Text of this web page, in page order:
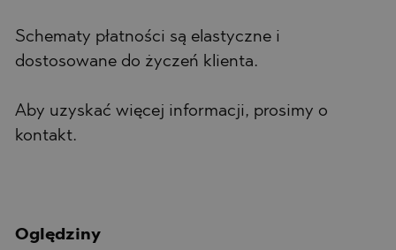
Schematy płatności są elastyczne i
dostosowane do życzeń klienta.
Aby uzyskać więcej informacji, prosimy o
kontakt.
Oględziny